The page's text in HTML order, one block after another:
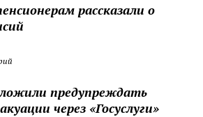
рассказали о
предупреждать
через «Госуслуги»